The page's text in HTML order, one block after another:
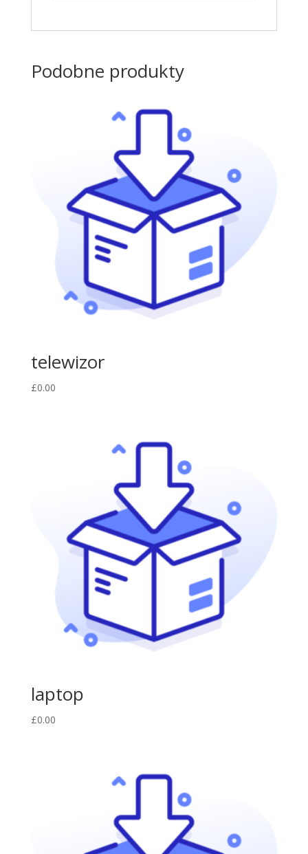
Podobne produkty
telewizor
£0.00
laptop
£0.00